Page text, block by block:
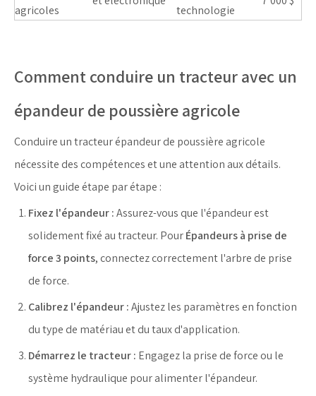
agricoles technologie
Comment conduire un tracteur avec un
épandeur de poussière agricole
Conduire un tracteur épandeur de poussière agricole
nécessite des compétences et une attention aux détails.
Voici un guide étape par étape :
Fixez l'épandeur :Assurez-vous que l'épandeur est
solidement fixé au tracteur. PourÉpandeurs à prise de
force 3 points, connectez correctement l'arbre de prise
de force.
Calibrez l'épandeur :Ajustez les paramètres en fonction
du type de matériau et du taux d'application.
Démarrez le tracteur : Engagez la prise de force ou le
système hydraulique pour alimenter l'épandeur.